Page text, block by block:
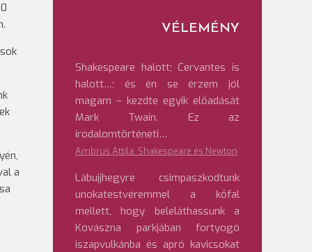
a
VÉLEMÉNY
Shakespeare halott; Cervantes is
halott…; és én se érzem jól
magam – kezdte egyik előadását
Mark Twain. Ez az
irodalomtörténeti…
Ambrus Attila: Shakespeare és Newton
Lábujjhegyre csimpaszkodtunk
unokatestvéremmel a kőfal
mellett, hogy beleláthassunk a
Kovászna parkjában fortyogó
iszapvulkánba és apró kavicsokat